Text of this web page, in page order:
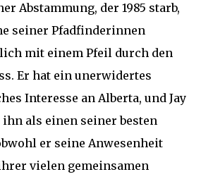
Abstammung, der 1985 starb,
seiner Pfadfinderinnen
mit einem Pfeil durch den
Er hat ein unerwidertes
Interesse an Alberta, und Jay
als einen seiner besten
er seine Anwesenheit
vielen gemeinsamen